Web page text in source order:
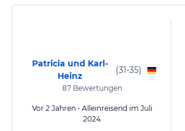
Patricia und Karl-
Heinz
(31-35)
87Bewertungen
Vor 2 Jahren • Alleinreisend im Juli
2024